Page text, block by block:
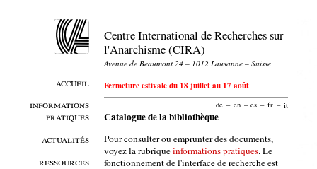
accueil
informations
pratiques
actualités
ressources
Centre International de Recherches sur
l'Anarchisme (CIRA)
Avenue de Beaumont 24 – 1012 Lausanne – Suisse
Fermeture estivale du 18 juillet au 17 août
de – en – es – fr – it
Catalogue de la bibliothèque
Pour consulter ou emprunter des documents,
voyez la rubriqueinformations pratiques. Le
fonctionnement de l'interface de recherche est